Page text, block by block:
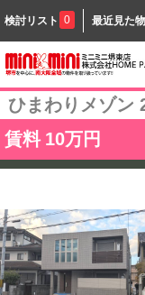
検討リスト 0 最近見た
ひまわりメゾン
賃料 10万円